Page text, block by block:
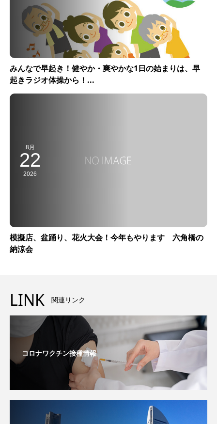
みんなで早起き！健やか・爽やかな1日の始まりは、早
起きラジオ体操から！...
8月
22
2026
模擬店、盆踊り、花火大会！今年もやります 六角橋の
納涼会
LINK 関連リンク
コロナワクチン接種情報